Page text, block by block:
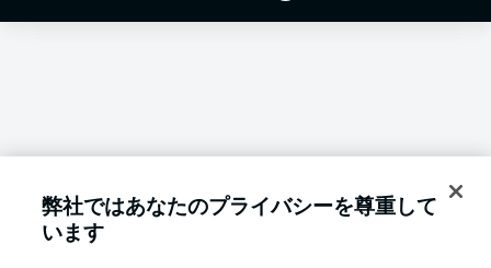
弊社ではあなたのプライバシーを尊重して
います